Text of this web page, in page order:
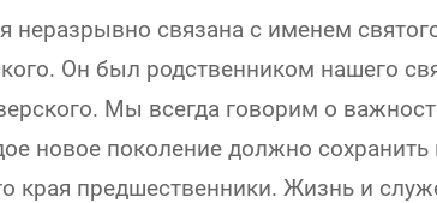
неразрывно связана с именем
Он был родственником нашего
Мы всегда говорим о
новое поколение должно
края предшественники. Жизнь и